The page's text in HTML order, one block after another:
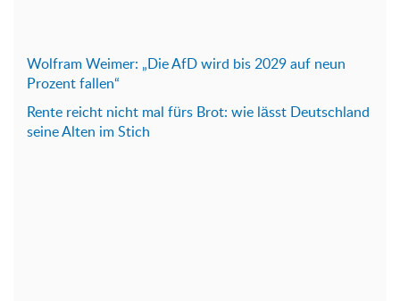
Wolfram Weimer: „Die AfD wird bis 2029 auf neun
Prozent fallen“
Rente reicht nicht mal fürs Brot: wie lässt Deutschland
seine Alten im Stich